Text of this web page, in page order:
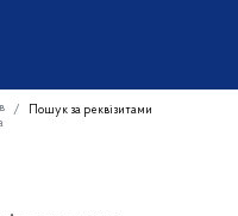
Пошук за реквізитами